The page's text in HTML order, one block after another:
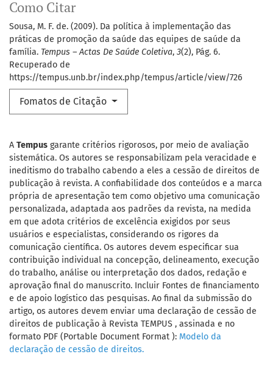
Como Citar
Sousa, M. F. de. (2009). Da política à implementação das
práticas de promoção da saúde das equipes de saúde da
família. Tempus – Actas De Saúde Coletiva, 3(2), Pág. 6.
Recuperado de
https://tempus.unb.br/index.php/tempus/article/view/726
Fomatos de Citação
A Tempus garante critérios rigorosos, por meio de avaliação
sistemática. Os autores se responsabilizam pela veracidade e
ineditismo do trabalho cabendo a eles a cessão de direitos de
publicação à revista. A confiabilidade dos conteúdos e a marca
própria de apresentação tem como objetivo uma comunicação
personalizada, adaptada aos padrões da revista, na medida
em que adota critérios de excelência exigidos por seus
usuários e especialistas, considerando os rigores da
comunicação científica. Os autores devem especificar sua
contribuição individual na concepção, delineamento, execução
do trabalho, análise ou interpretação dos dados, redação e
aprovação final do manuscrito. Incluir Fontes de financiamento
e de apoio logístico das pesquisas. Ao final da submissão do
artigo, os autores devem enviar uma declaração de cessão de
direitos de publicação à Revista TEMPUS , assinada e no
formato PDF (Portable Document Format ): Modelo da
declaração de cessão de direitos.